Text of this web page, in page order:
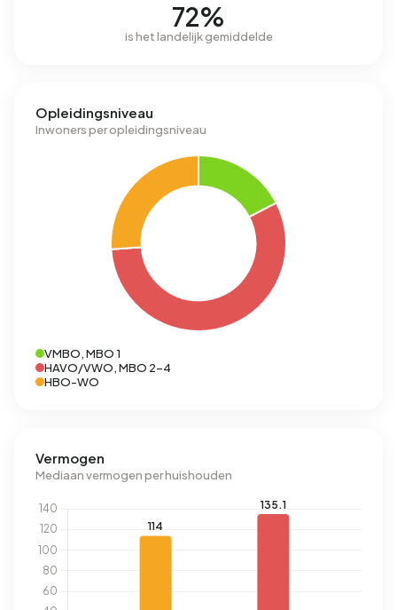
72%
is het landelijk gemiddelde
Opleidingsniveau
Inwoners per opleidingsniveau
VMBO, MBO 1
HAVO/VWO, MBO 2-4
HBO-WO
Vermogen
Mediaan vermogen per huishouden